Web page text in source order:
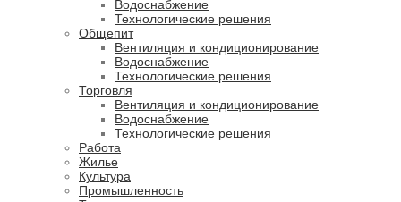
Водоснабжение
Технологические решения
Общепит
Вентиляция и кондиционирование
Водоснабжение
Технологические решения
Торговля
Вентиляция и кондиционирование
Водоснабжение
Технологические решения
Работа
Жилье
Культура
Промышленность